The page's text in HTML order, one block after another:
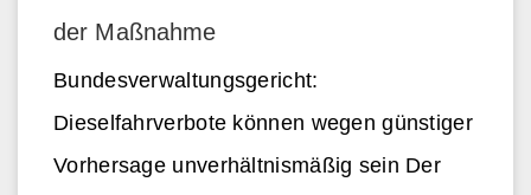
der Maßnahme
Bundesverwaltungsgericht:
Dieselfahrverbote können wegen günstiger
Vorhersage unverhältnismäßig sein Der